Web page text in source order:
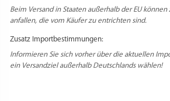
Beim Versand in Staaten außerhalb der EU
anfallen, die vom Käufer zu entrichten sind.
Zusatz Importbestimmungen:
Informieren Sie sich vorher über die aktuellen
ein Versandziel außerhalb Deutschlands wählen!